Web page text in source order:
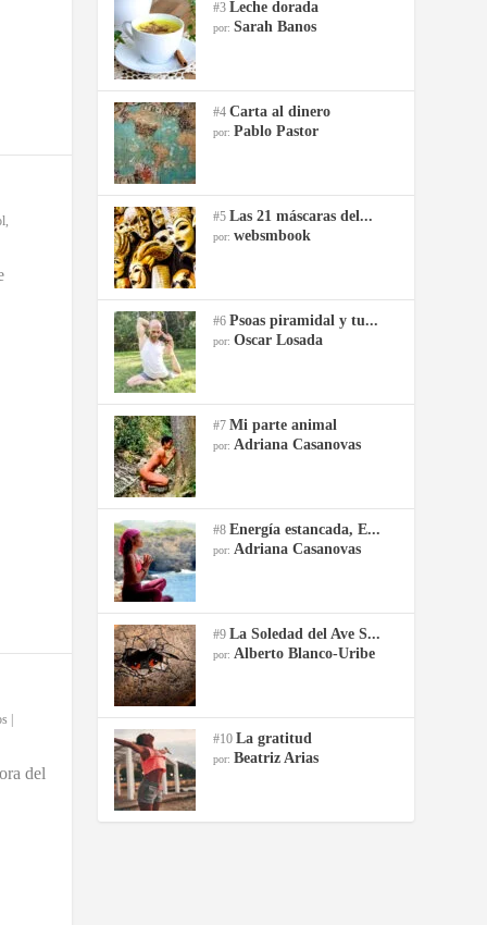
del
#3Leche dorada
por:Sarah Banos
#4Carta al dinero
por: Pablo Pastor
#5Las 21 máscaras del...
por:websmbook
#6Psoas piramidal y tu...
por:Oscar Losada
#7Mi parte animal
por: Adriana Casanovas
#8Energía estancada, E...
por: Adriana Casanovas
#9La Soledad del Ave S...
por: Alberto Blanco-Uribe
#10La gratitud
por: Beatriz Arias